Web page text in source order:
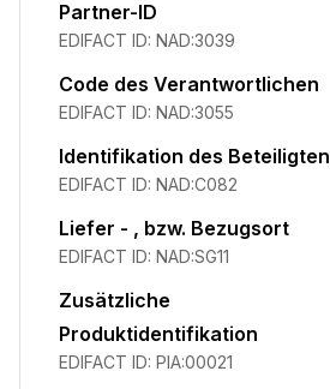
Partner-ID
EDIFACT ID: NAD:3039
Code des Verantwortlichen
EDIFACT ID: NAD:3055
Identifikation des Beteiligten
EDIFACT ID: NAD:C082
Liefer - , bzw. Bezugsort
EDIFACT ID: NAD:SG11
Zusätzliche
Produktidentifikation
EDIFACT ID: PIA:00021